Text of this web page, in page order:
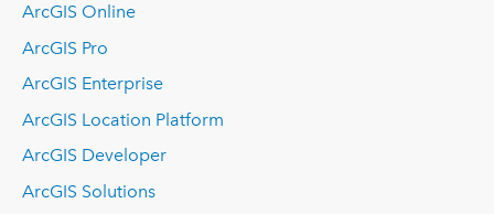
ArcGIS Online
ArcGIS Pro
ArcGIS Enterprise
ArcGIS Location Platform
ArcGIS Developer
ArcGIS Solutions